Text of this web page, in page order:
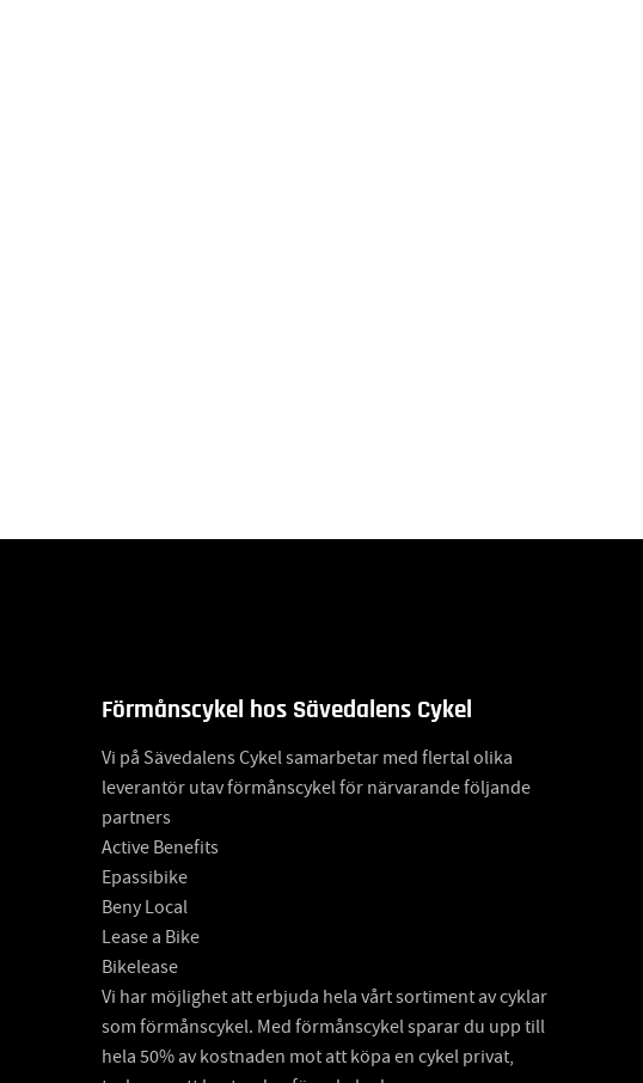
Förmånscykel hos Sävedalens Cykel
Vi på Sävedalens Cykel samarbetar med flertal olika
leverantör utav förmånscykel för närvarande följande
partners
Active Benefits
Epassibike
Beny Local
Lease a Bike
Bikelease
Vi har möjlighet att erbjuda hela vårt sortiment av cyklar
som förmånscykel. Med förmånscykel sparar du upp till
hela 50% av kostnaden mot att köpa en cykel privat,